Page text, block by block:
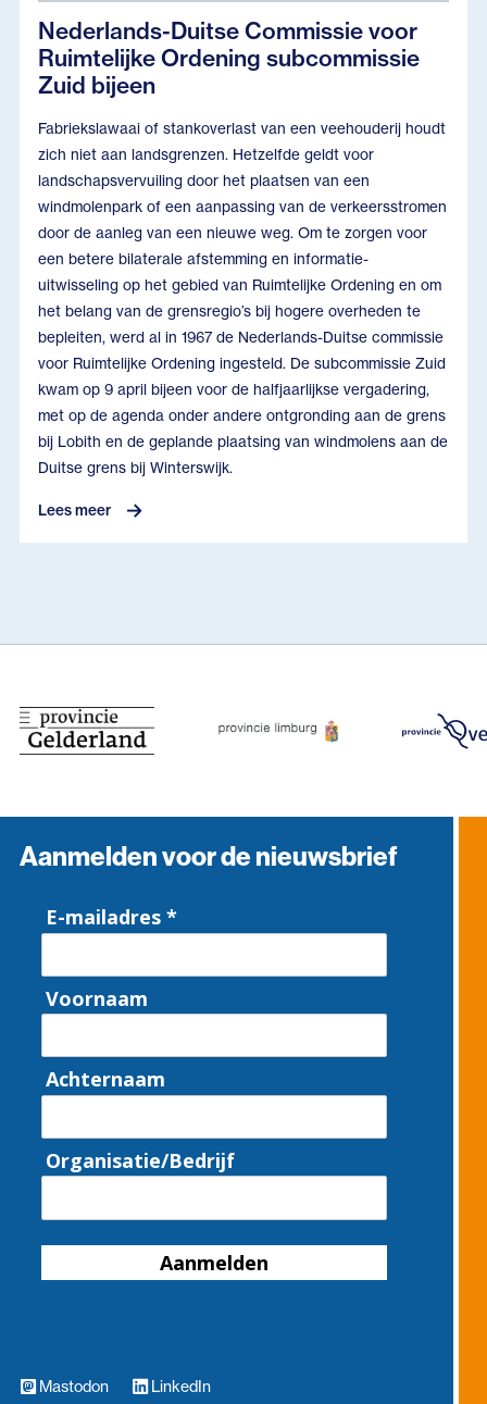
Nederlands-Duitse Commissie voor
Ruimtelijke Ordening subcommissie
Zuid bijeen
Fabriekslawaai of stankoverlast van een veehouderij houdt
zich niet aan landsgrenzen. Hetzelfde geldt voor
landschapsvervuiling door het plaatsen van een
windmolenpark of een aanpassing van de verkeersstromen
door de aanleg van een nieuwe weg. Om te zorgen voor
een betere bilaterale afstemming en informatie-
uitwisseling op het gebied van Ruimtelijke Ordening en om
het belang van de grensregio’s bij hogere overheden te
bepleiten, werd al in 1967 de Nederlands-Duitse commissie
voor Ruimtelijke Ordening ingesteld. De subcommissie Zuid
kwam op 9 april bijeen voor de halfjaarlijkse vergadering,
met op de agenda onder andere ontgronding aan de grens
bij Lobith en de geplande plaatsing van windmolens aan de
Duitse grens bij Winterswijk.
Lees meer
Aanmelden voor de nieuwsbrief
E-mailadres *
Voornaam
Achternaam
Organisatie/Bedrijf
Aanmelden
Mastodon LinkedIn